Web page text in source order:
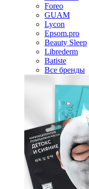
Foreo
GUAM
Lycon
Epsom.pro
Beauty Sleep
Librederm
Batiste
Все бренды